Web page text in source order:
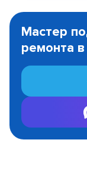
1
Мастер
ремонта в